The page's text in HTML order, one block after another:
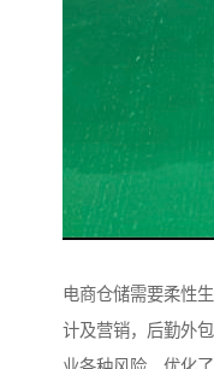
电商仓储需要柔性
计及营销，后勤外